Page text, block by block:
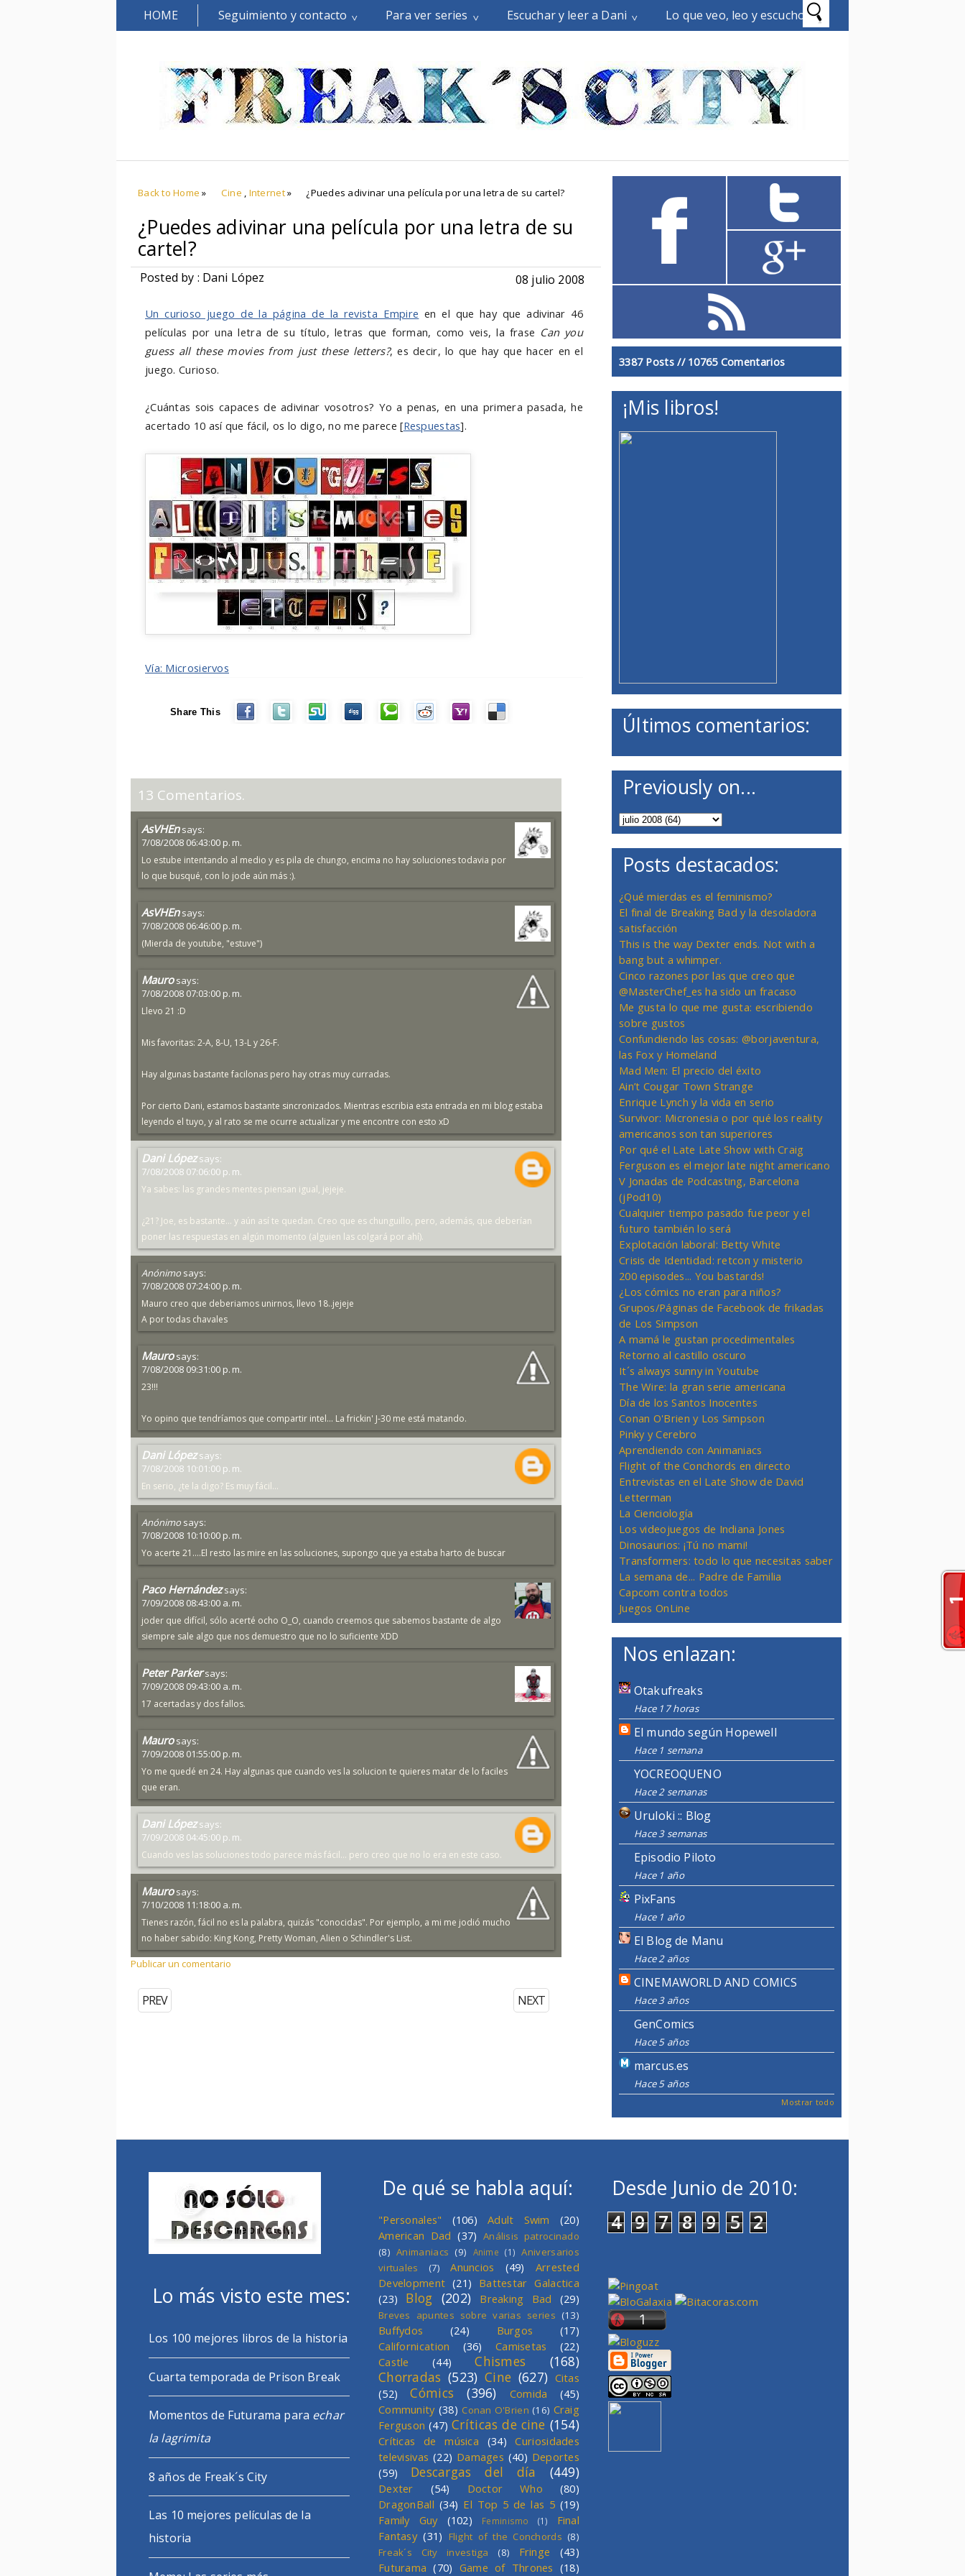
HOME Seguimiento y contacto Para ver series Escuchar y leer a Dani Lo que veo, leo y escucho
Back to Home » Cine , Internet» ¿Puedes adivinar una película por una letra de su cartel?
¿Puedes adivinar una película por una letra de su
cartel?
Posted by : Dani López 08 julio 2008
Un curioso juego de la página de la revista Empire en el que hay que adivinar 46
películas por una letra de su título, letras que forman, como veis, la frase Can you
guess all these movies from just these letters?, es decir, lo que hay que hacer en el
juego. Curioso.
¿Cuántas sois capaces de adivinar vosotros? Yo a penas, en una primera pasada, he
acertado 10 así que fácil, os lo digo, no me parece [Respuestas].
Vía: Microsiervos
Share This
13 Comentarios.
AsVHEn says:
7/08/2008 06:43:00 p. m.
Lo estube intentando al medio y es pila de chungo, encima no hay soluciones todavia por
lo que busqué, con lo jode aún más :).
AsVHEn says:
7/08/2008 06:46:00 p. m.
(Mierda de youtube, "estuve")
Mauro says:
7/08/2008 07:03:00 p. m.
Llevo 21 :D
Mis favoritas: 2-A, 8-U, 13-L y 26-F.
Hay algunas bastante facilonas pero hay otras muy curradas.
Por cierto Dani, estamos bastante sincronizados. Mientras escribia esta entrada en mi blog estaba
leyendo el tuyo, y al rato se me ocurre actualizar y me encontre con esto xD
Dani López says:
7/08/2008 07:06:00 p. m.
Ya sabes: las grandes mentes piensan igual, jejeje.
¿21? Joe, es bastante... y aún así te quedan. Creo que es chunguillo, pero, además, que deberían
poner las respuestas en algún momento (alguien las colgará por ahí).
Anónimo says:
7/08/2008 07:24:00 p. m.
Mauro creo que deberiamos unirnos, llevo 18..jejeje
A por todas chavales
Mauro says:
7/08/2008 09:31:00 p. m.
23!!!
Yo opino que tendríamos que compartir intel... La frickin' J-30 me está matando.
Dani López says:
7/08/2008 10:01:00 p. m.
En serio, ¿te la digo? Es muy fácil...
Anónimo says:
7/08/2008 10:10:00 p. m.
Yo acerte 21....El resto las mire en las soluciones, supongo que ya estaba harto de buscar
Paco Hernández says:
7/09/2008 08:43:00 a. m.
joder que difícil, sólo acerté ocho O_O, cuando creemos que sabemos bastante de algo
siempre sale algo que nos demuestro que no lo suficiente XDD
Peter Parker says:
7/09/2008 09:43:00 a. m.
17 acertadas y dos fallos.
Mauro says:
7/09/2008 01:55:00 p. m.
Yo me quedé en 24. Hay algunas que cuando ves la solucion te quieres matar de lo faciles
que eran.
Dani López says:
7/09/2008 04:45:00 p. m.
Cuando ves las soluciones todo parece más fácil... pero creo que no lo era en este caso.
Mauro says:
7/10/2008 11:18:00 a. m.
Tienes razón, fácil no es la palabra, quizás "conocidas". Por ejemplo, a mi me jodió mucho
no haber sabido: King Kong, Pretty Woman, Alien o Schindler's List.
Publicar un comentario
NEXT
PREV
3387 Posts // 10765 Comentarios
¡Mis libros!
Últimos comentarios:
Previously on...
Posts destacados:
¿Qué mierdas es el feminismo?
El final de Breaking Bad y la desoladora
satisfacción
This is the way Dexter ends. Not with a
bang but a whimper.
Cinco razones por las que creo que
@MasterChef_es ha sido un fracaso
Me gusta lo que me gusta: escribiendo
sobre gustos
Confundiendo las cosas: @borjaventura,
las Fox y Homeland
Mad Men: El precio del éxito
Ain’t Cougar Town Strange
Enrique Lynch y la vida en serio
Survivor: Micronesia o por qué los reality
americanos son tan superiores
Por qué el Late Late Show with Craig
Ferguson es el mejor late night americano
V Jonadas de Podcasting, Barcelona
(jPod10)
Cualquier tiempo pasado fue peor y el
futuro también lo será
Explotación laboral: Betty White
Crisis de Identidad: retcon y misterio
200 episodes... You bastards!
¿Los cómics no eran para niños?
Grupos/Páginas de Facebook de frikadas
de Los Simpson
A mamá le gustan procedimentales
Retorno al castillo oscuro
It´s always sunny in Youtube
The Wire: la gran serie americana
Día de los Santos Inocentes
Conan O'Brien y Los Simpson
Pinky y Cerebro
Aprendiendo con Animaniacs
Flight of the Conchords en directo
Entrevistas en el Late Show de David
Letterman
La Cienciología
Los videojuegos de Indiana Jones
Dinosaurios: ¡Tú no mami!
Transformers: todo lo que necesitas saber
La semana de... Padre de Familia
Capcom contra todos
Juegos OnLine
Nos enlazan:
Otakufreaks
Hace 17 horas
El mundo según Hopewell
Hace 1 semana
YOCREOQUENO
Hace 2 semanas
Uruloki :: Blog
Hace 3 semanas
Episodio Piloto
Hace 1 año
PixFans
Hace 1 año
El Blog de Manu
Hace 2 años
CINEMAWORLD AND COMICS
Hace 3 años
GenComics
Hace 5 años
marcus.es
Hace 5 años
Mostrar todo
Lo más visto este mes:
Los 100 mejores libros de la historia
Cuarta temporada de Prison Break
Momentos de Futurama para echar
la lagrimita
8 años de Freak´s City
Las 10 mejores películas de la
historia
De qué se habla aquí:
"Personales" (106) Adult Swim
(20)
American Dad (37) Análisis patrocinado
(8) Animaniacs (9) Anime (1) Aniversarios
virtuales
(7) Anuncios (49)
Arrested
Development (21) Battestar Galactica
(23)
Blog (202) Breaking Bad (29)
Breves apuntes sobre varias series (13)
Buffydos (24) Burgos
(17)
Californication
(36) Camisetas
(22)
Castle
(44) Chismes
(168)
Chorradas (523) Cine (627) Citas
(52)
Cómics (396) Comida
(45)
Community (38) Conan O'Brien (16) Craig
Ferguson (47) Críticas de cine (154)
Críticas de música (34)
Curiosidades
televisivas (22) Damages (40) Deportes
(59)
Descargas del día (449)
Dexter (54) Doctor Who
(80)
DragonBall (34) El Top 5 de las 5 (19)
Family Guy
(102) Feminismo (1)
Final
Fantasy (31) Flight of the Conchords (8)
Freak´s City investiga
(8) Fringe
(43)
Futurama (70) Game of Thrones (18)
Desde Junio de 2010:
4 9 7 8 9 5 2